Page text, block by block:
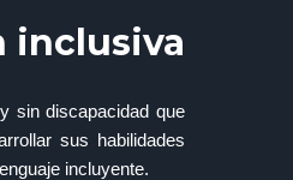
inclusiva
sin discapacidad que
sus habilidades
incluyente.